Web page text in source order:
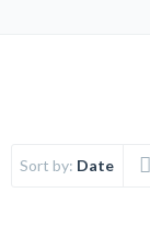
Sort by: Date